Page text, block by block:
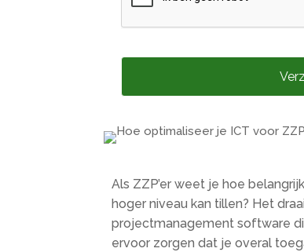
Als ZZP’er weet je hoe
hoger niveau kan tillen? Het
projectmanagement software
ervoor zorgen dat je overal